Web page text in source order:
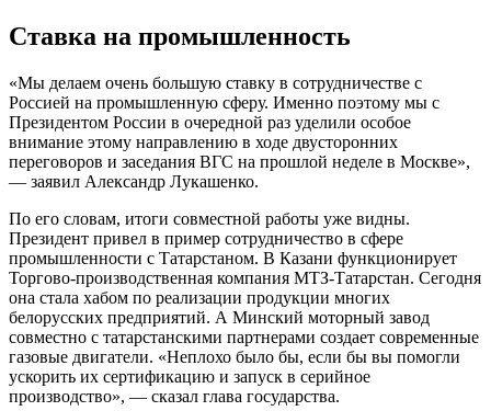
Ставка на промышленность
«Мы делаем очень большую ставку в сотрудничестве с
Россией на промышленную сферу. Именно поэтому мы с
Президентом России в очередной раз уделили особое
внимание этому направлению в ходе двусторонних
переговоров и заседания ВГС на прошлой неделе в Москве»,
— заявил Александр Лукашенко.
По его словам, итоги совместной работы уже видны.
Президент привел в пример сотрудничество в сфере
промышленности с Татарстаном. В Казани функционирует
Торгово-производственная компания МТЗ-Татарстан. Сегодня
она стала хабом по реализации продукции многих
белорусских предприятий. А Минский моторный завод
совместно с татарстанскими партнерами создает современные
газовые двигатели. «Неплохо было бы, если бы вы помогли
ускорить их сертификацию и запуск в серийное
производство», — сказал глава государства.